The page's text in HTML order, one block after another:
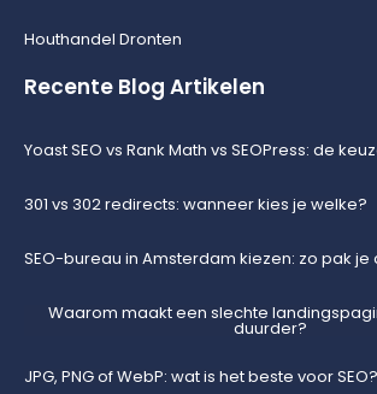
Houthandel Dronten
Recente Blog Artikelen
Yoast SEO vs Rank Math vs SEOPress: de
301 vs 302 redirects: wanneer kies je welke?
SEO-bureau in Amsterdam kiezen: zo pak je
Waarom maakt een slechte
duurder?
JPG, PNG of WebP: wat is het beste voor SEO?